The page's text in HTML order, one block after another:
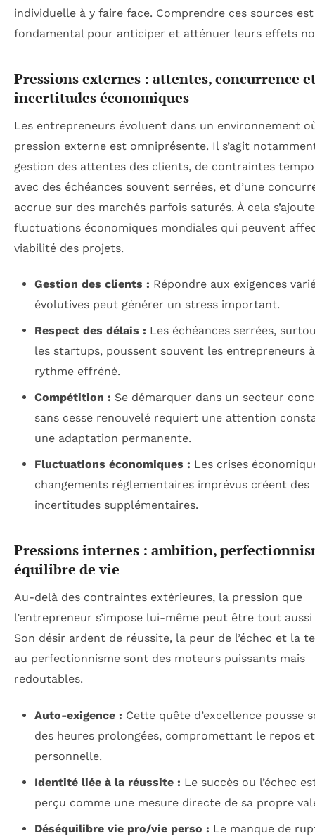
individuelle à y faire face. Comprendre ces sources est
fondamental pour anticiper et atténuer leurs effets
Pressions externes : attentes, concurrence
incertitudes économiques
Les entrepreneurs évoluent dans un environnement
pression externe est omniprésente. Il s’agit
gestion des attentes des clients, de contraintes
avec des échéances souvent serrées, et d’une
accrue sur des marchés parfois saturés. À cela
fluctuations économiques mondiales qui peuvent
viabilité des projets.
Gestion des clients : Répondre aux exigences
évolutives peut générer un stress important.
Respect des délais : Les échéances serrées,
les startups, poussent souvent les entrepreneurs
rythme effréné.
Compétition : Se démarquer dans un secteur
sans cesse renouvelé requiert une attention
une adaptation permanente.
Fluctuations économiques : Les crises
changements réglementaires imprévus créent des
incertitudes supplémentaires.
Pressions internes : ambition,
équilibre de vie
Au-delà des contraintes extérieures, la pression que
l’entrepreneur s’impose lui-même peut être tout
Son désir ardent de réussite, la peur de l’échec et la
au perfectionnisme sont des moteurs puissants mais
redoutables.
Auto-exigence : Cette quête d’excellence pousse
des heures prolongées, compromettant le repos
personnelle.
Identité liée à la réussite : Le succès ou l’échec
perçu comme une mesure directe de sa propre
Déséquilibre vie pro/vie perso : Le manque de